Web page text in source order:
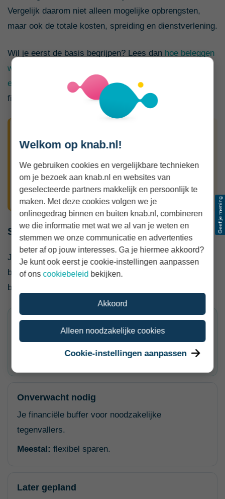
Vergelijk daarom niet alleen mogelijke opbrengsten,
maar ook de totale kosten, spreiding en dienstverlening.
Wil je eerst de basis begrijpen? Lees dan hoe beleggen
werkt
een goed idee kan zijn
controleer je uitgebreider of je
financiële situatie ervoor geschikt is.
hoger percentage
Een verwacht rendement is geen vaste
vergoeding. Je uiteindelijke opbrengst kan hoger
of lager zijn en ook negatief uitvallen.
Sparen en beleggen combineren
Je hoeft niet al je geld op dezelfde manier te
behandelen. Voor veel mensen werkt een verdeling op
basis van doelen beter dan één algemene keuze.
Direct nodig
Dagelijkse uitgaven en lopende rekeningen.
betaalrekening.
Onverwacht nodig
Je financiële buffer voor noodzakelijke
tegenvallers.
Meestal: flexibel sparen.
Later gepland
Welkom op knab.nl!
We gebruiken cookies en vergelijkbare technieken
om je bezoek aan knab.nl en websites van
geselecteerde partners makkelijk en persoonlijk te
maken. Met deze cookies volgen we je
onlinegedrag binnen en buiten knab.nl, combineren
we die informatie met wat we al van je weten en
stemmen we onze communicatie en advertenties
beter af op jouw interesses. Ga je hiermee akkoord?
Je kunt ook eerst je cookie-instellingen aanpassen
of onscookiebeleid bekijken.
Akkoord
Alleen noodzakelijke cookies
Cookie-instellingen aanpassen